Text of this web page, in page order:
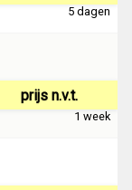
5 dagen
prijs n.v.t.
1 week